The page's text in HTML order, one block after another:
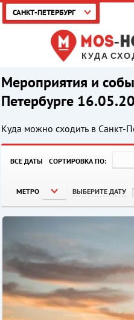
КУДА
САНКТ-ПЕТЕРБУРГ
Мероприятия и
Петербурге
Куда можно сходить в Санкт-
ВСЕ ДАТЫ СОРТИРОВКА ПО:
МЕТРО ВЫБЕРИТЕ ДАТУ